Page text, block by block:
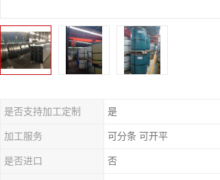
是否支持加工定制 是
加工服务 可分条 可开平
是否进口 否